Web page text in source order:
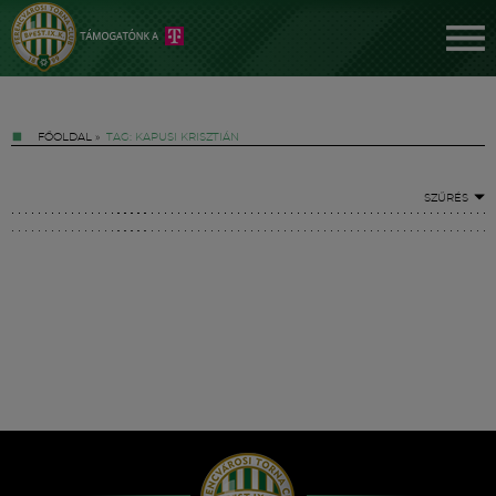
FŐOLDAL » TAG: KAPUSI KRISZTIÁN
SZŰRÉS
Hírek